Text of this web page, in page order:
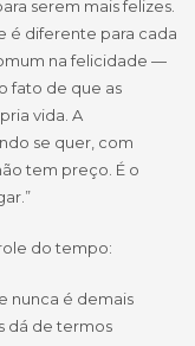
serem mais felizes.
é diferente para cada
na felicidade —
fato de que as
vida. A
se quer, com
tem preço. É o
do tempo:
nunca é demais
dá de termos